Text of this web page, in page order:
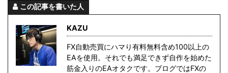
この記事を書いた人
KAZU
FX自動売買にハマり有料無料含め100以上の
EAを使用。それでも満足できず自作を始めた
筋金入りのEAオタクです。ブログではFXの